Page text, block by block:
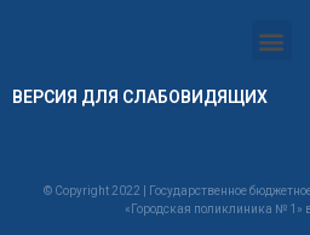
ВЕРСИЯ ДЛЯ СЛАБОВИДЯЩИХ
© Copyright 2022 | Государственное
«Городская поликлиника № 1»